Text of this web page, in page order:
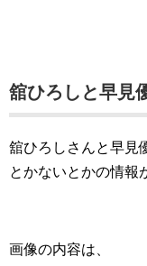
舘ひろしと早見
舘ひろしさんと早見
とかないとかの情報
画像の内容は、